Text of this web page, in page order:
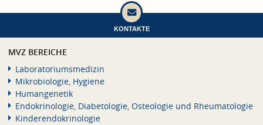
KONTAKTE
MVZ BEREICHE
Laboratoriumsmedizin
Mikrobiologie, Hygiene
Humangenetik
Endokrinologie, Diabetologie, Osteologie und Rheumatologie
Kinderendokrinologie